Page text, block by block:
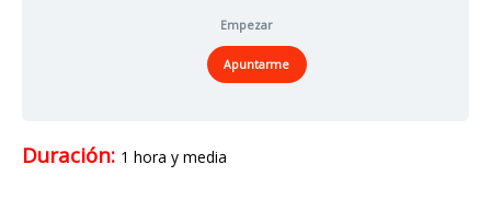
Empezar
Apuntarme
Duración: 1 hora y media